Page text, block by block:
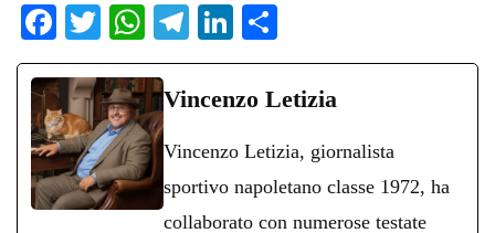
Fa
ce
bo
ok
T
wi
tte
r
W
ha
ts
A
pp
Te
le
gr
m
Li
nk
ed
on
di
di
Vincenzo Letizia
Vincenzo Letizia, giornalista
sportivo napoletano classe 1972, ha
collaborato con numerose testate